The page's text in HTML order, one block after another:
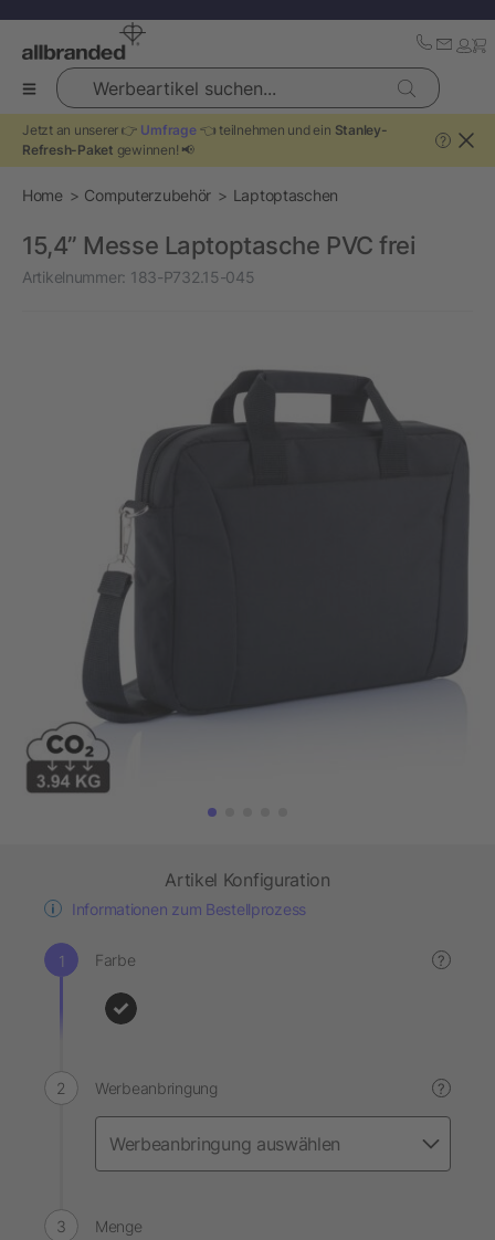
Werbeartikel suchen...
Jetzt an unserer 👉 Umfrage👈 teilnehmen und ein Stanley-
Refresh-Paket gewinnen! 📢
?
Home Computerzubehör Laptoptaschen
15,4” Messe Laptoptasche PVC frei
Artikelnummer: 183-P732.15-045
Artikel Konfiguration
Informationen zum Bestellprozess
Farbe ?
Werbeanbringung ?
Menge